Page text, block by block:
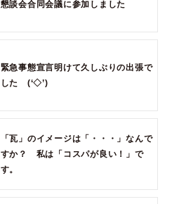
懇談会合同会議に参加しました
緊急事態宣言明けて久しぶりの出張で
した (‘◇’)ゞ
「瓦」のイメージは「・・・」なんで
すか？ 私は「コスパが良い！」で
す。